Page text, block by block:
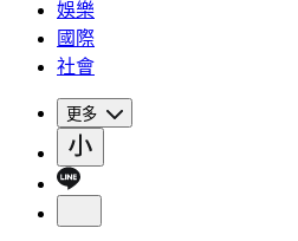
娛樂
國際
社會
更多